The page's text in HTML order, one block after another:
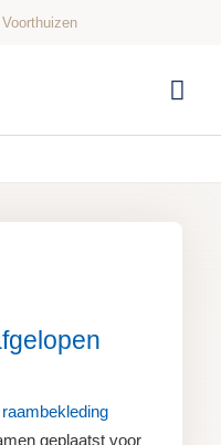
geplaatst voor